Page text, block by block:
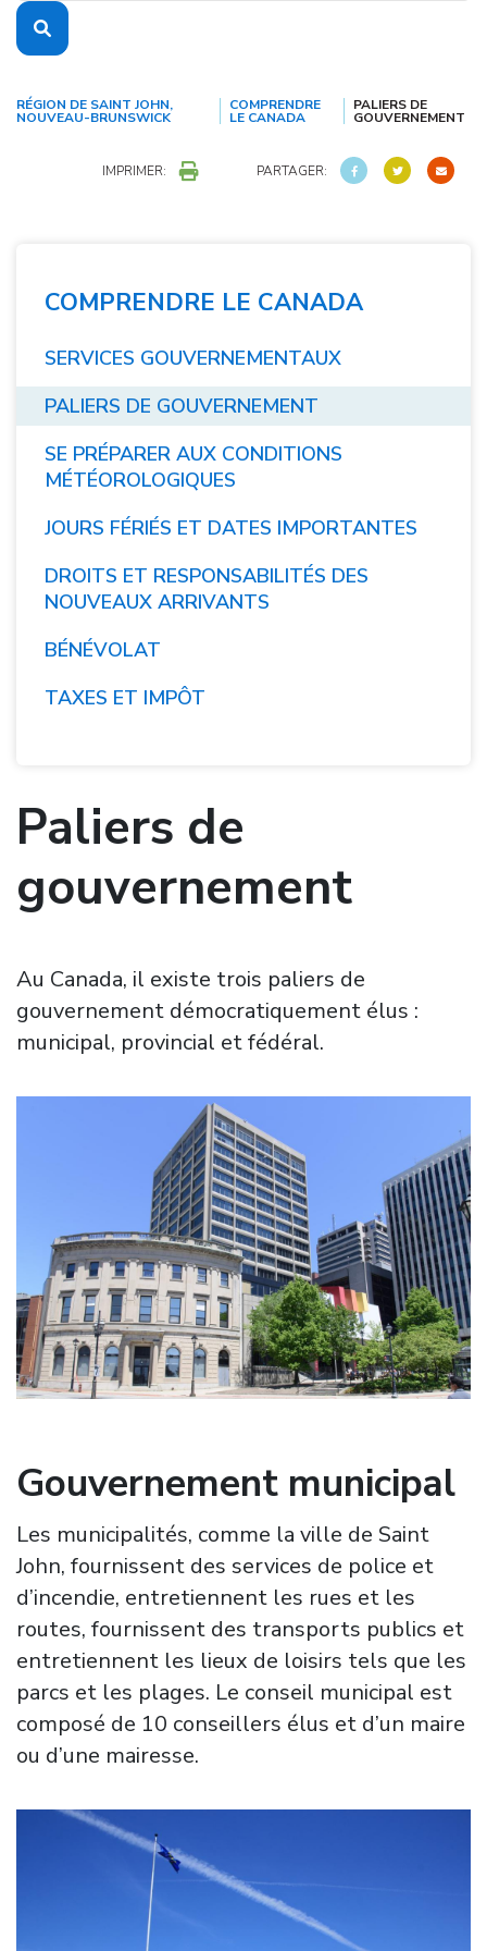
RÉGION DE SAINT JOHN,
NOUVEAU-BRUNSWICK
COMPRENDRE
LE CANADA
PALIERS DE
GOUVERNEMENT
IMPRIMER: PARTAGER:
COMPRENDRE LE CANADA
SERVICES GOUVERNEMENTAUX
PALIERS DE GOUVERNEMENT
SE PRÉPARER AUX CONDITIONS
MÉTÉOROLOGIQUES
JOURS FÉRIÉS ET DATES IMPORTANTES
DROITS ET RESPONSABILITÉS DES
NOUVEAUX ARRIVANTS
BÉNÉVOLAT
TAXES ET IMPÔT
Paliers de
gouvernement
Au Canada, il existe trois paliers de
gouvernement démocratiquement élus :
municipal, provincial et fédéral.
Gouvernement municipal
Les municipalités, comme la ville de Saint
John, fournissent des services de police et
d’incendie, entretiennent les rues et les
routes, fournissent des transports publics et
entretiennent les lieux de loisirs tels que les
parcs et les plages. Le conseil municipal est
composé de 10 conseillers élus et d’un maire
ou d’une mairesse.